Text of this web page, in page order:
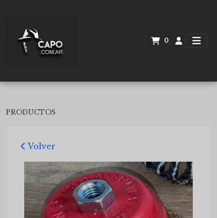
0
PRODUCTOS
Volver